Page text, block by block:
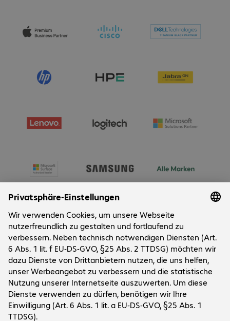
Über Bechtle
Unternehmen